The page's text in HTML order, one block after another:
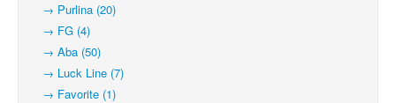
→ Purlina (20)
→ FG (4)
→ Aba (50)
→ Luck Line (7)
→ Favorite (1)